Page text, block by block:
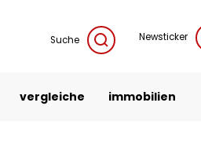
Suche Newsticker
vergleiche immobilien